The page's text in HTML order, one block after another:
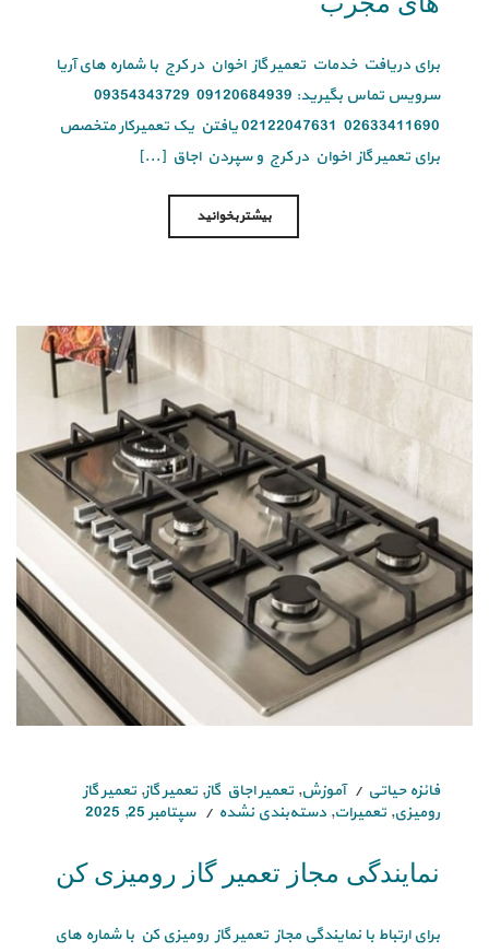
برای دریافت خدمات تعمیر گاز اخوان در کرج با شماره های آریا
سرویس تماس بگیرید: 09120684939 09354343729
02633411690 02122047631 یافتن یک تعمیرکار متخصص
برای تعمیر گاز اخوان در کرج و سپردن اجاق [...]
بیشتر بخوانید
فائزه حیاتی آموزش, تعمیر اجاق گاز, تعمیر گاز, تعمیر گاز
رومیزی, تعمیرات, دسته‌بندی نشده سپتامبر 25, 2025
نمایندگی مجاز تعمیر گاز رومیزی کن
برای ارتباط با نمایندگی مجاز تعمیر گاز رومیزی کن با شماره های